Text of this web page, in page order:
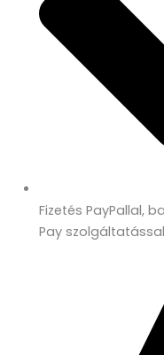
Fizetés PayPallal,
Pay szolgáltatással